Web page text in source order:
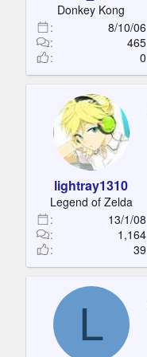
Donkey Kong
8/10/06
465
0
lightray1310
Legend of Zelda
13/1/08
1,164
39
L